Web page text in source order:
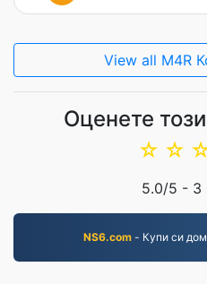
View all M4R
Оценете
☆
☆
5.0/5 - 3
NS6.com- Купи си